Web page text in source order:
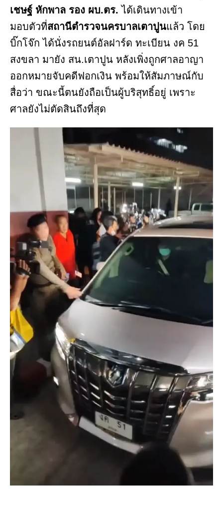
เชษฐ์ หักพาล รอง ผบ.ตร. ได้เดินทางเข้า
มอบตัวที่สถานีตำรวจนครบาลเตาปูนแล้ว โดย
บิ๊กโจ๊ก ได้นั่งรถยนต์อัลฝาร์ด ทะเบียน งค 51
สงขลา มายัง สน.เตาปูน หลังเพิ่งถูกศาลอาญา
ออกหมายจับคดีฟอกเงิน พร้อมให้สัมภาษณ์กับ
สื่อว่า ขณะนี้ตนยังถือเป็นผู้บริสุทธิ์อยู่ เพราะ
ศาลยังไม่ตัดสินถึงที่สุด